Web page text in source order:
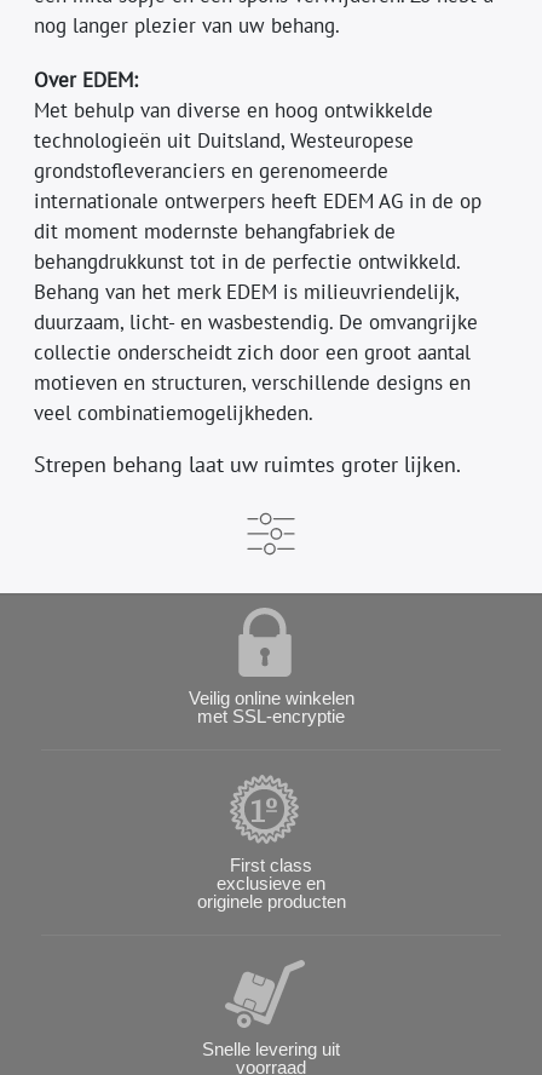
nog langer plezier van uw behang.
Over EDEM:
Met behulp van diverse en hoog ontwikkelde
technologieën uit Duitsland, Westeuropese
grondstofleveranciers en gerenomeerde
internationale ontwerpers heeft EDEM AG in de op
dit moment modernste behangfabriek de
behangdrukkunst tot in de perfectie ontwikkeld.
Behang van het merk EDEM is milieuvriendelijk,
duurzaam, licht- en wasbestendig. De omvangrijke
collectie onderscheidt zich door een groot aantal
motieven en structuren, verschillende designs en
veel combinatiemogelijkheden.
Strepen behang laat uw ruimtes groter lijken.
Veilig online winkelen
met SSL-encryptie
First class
exclusieve en
originele producten
Snelle levering uit
voorraad